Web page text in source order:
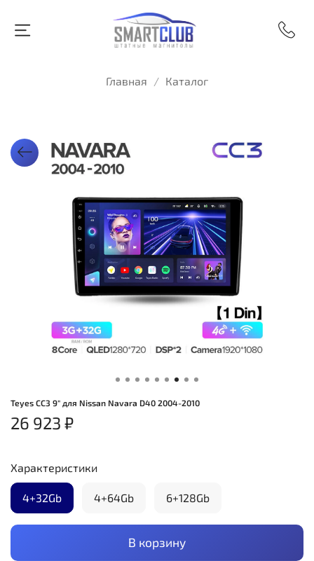
Главная Каталог
Teyes CC3 9" для Nissan Navara D40 2004-2010
26 923 ₽
В корзину
Характеристики
4+32Gb 4+64Gb 6+128Gb